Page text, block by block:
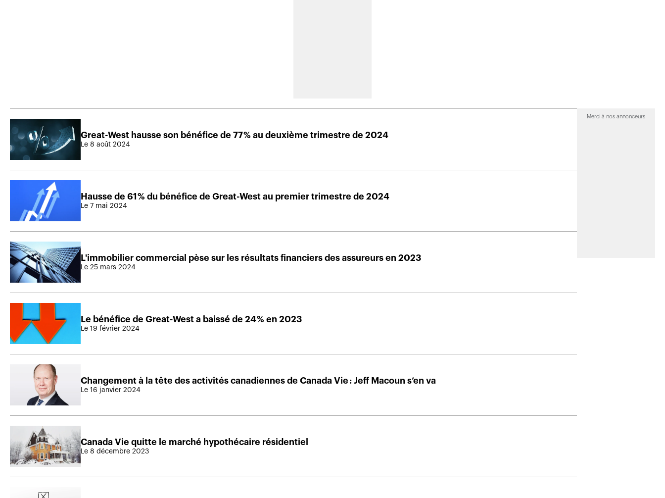
Great-West hausse son bénéfice de 77 % au deuxième trimestre de 2024
Le 8 août 2024
Hausse de 61 % du bénéfice de Great-West au premier trimestre de 2024
Le 7 mai 2024
L'immobilier commercial pèse sur les résultats financiers des assureurs en 2023
Le 25 mars 2024
Le bénéfice de Great-West a baissé de 24 % en 2023
Le 19 février 2024
Changement à la tête des activités canadiennes de Canada Vie : Jeff Macoun s’en va
Le 16 janvier 2024
Canada Vie quitte le marché hypothécaire résidentiel
Le 8 décembre 2023
Merci à nos annonceurs